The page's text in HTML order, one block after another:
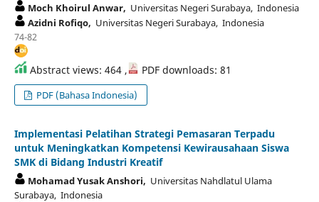
Moch Khoirul Anwar, Universitas Negeri Surabaya, Indonesia
Azidni Rofiqo, Universitas Negeri Surabaya, Indonesia
74-82
Abstract views: 464 , PDF downloads: 81
PDF (Bahasa Indonesia)
Implementasi Pelatihan Strategi Pemasaran Terpadu
untuk Meningkatkan Kompetensi Kewirausahaan Siswa
SMK di Bidang Industri Kreatif
Mohamad Yusak Anshori, Universitas Nahdlatul Ulama
Surabaya, Indonesia